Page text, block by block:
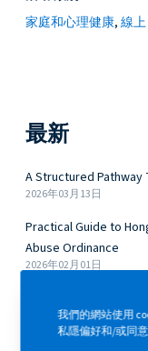
家庭和心理健康, 線上
最新
A Structured Pathway
2026年03月13日
Practical Guide to
Abuse Ordinance
2026年02月01日
2025年12月01日
我們的網站使用
私隱偏好和/或同意